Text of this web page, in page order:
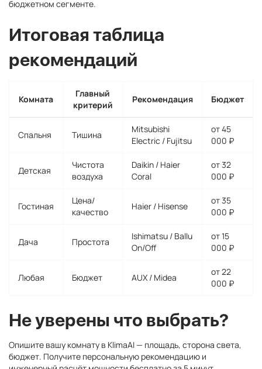
бюджетном сегменте.
Итоговая таблица
рекомендаций
Комната
Главный
критерий
Рекомендация Бюджет
Спальня Тишина
Mitsubishi
Electric / Fujitsu
от 45
000 ₽
Детская
Чистота
воздуха
Daikin / Haier
Coral
от 32
000 ₽
Гостиная
Цена/
качество
Haier / Hisense
от 35
000 ₽
Дача Простота
Ishimatsu / Ballu
On/Off
от 15
000 ₽
Любая Бюджет AUX / Midea
от 22
000 ₽
Не уверены что выбрать?
Опишите вашу комнату в KlimaAI — площадь, сторона света,
бюджет. Получите персональную рекомендацию и